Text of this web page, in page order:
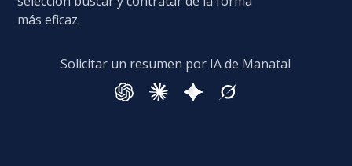
más eficaz.
Solicitar un resumen por IA de Manatal